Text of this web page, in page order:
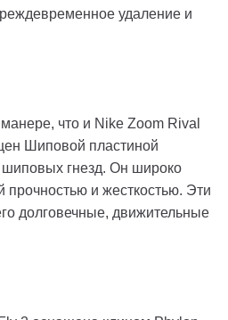
удаление и
что и Nike Zoom Rival
Шиповой пластиной
гнезд. Он широко
прочностью и жесткостью. Эти
долговечные, движительные